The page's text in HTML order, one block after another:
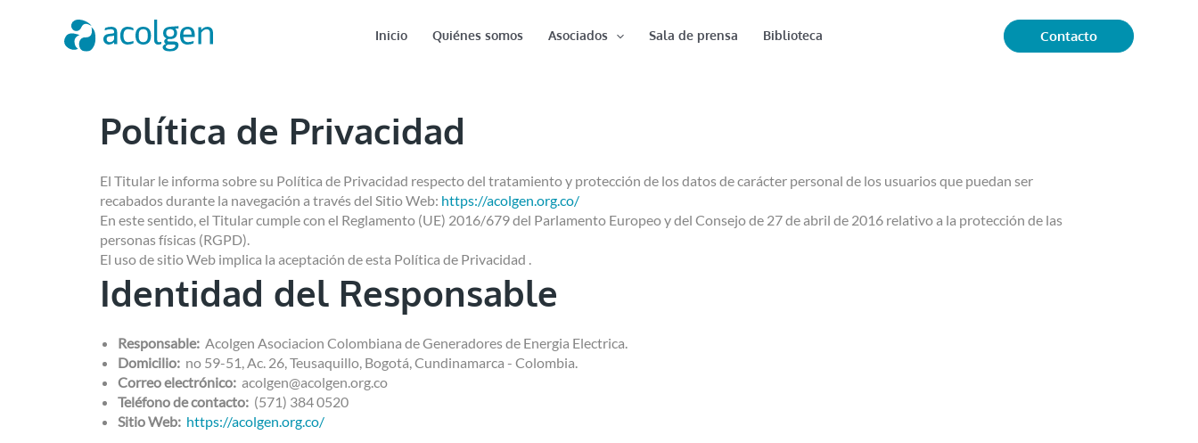
Inicio Quiénes somos Asociados Sala de prensa Biblioteca Contacto
Política de Privacidad
El Titular le informa sobre su Política de Privacidad respecto del tratamiento y protección de los datos de carácter personal de los usuarios que puedan ser
recabados durante la navegación a través del Sitio Web: https://acolgen.org.co/
En este sentido, el Titular cumple con el Reglamento (UE) 2016/679 del Parlamento Europeo y del Consejo de 27 de abril de 2016 relativo a la protección de las
personas físicas (RGPD).
El uso de sitio Web implica la aceptación de esta Política de Privacidad .
Identidad del Responsable
Responsable: Acolgen Asociacion Colombiana de Generadores de Energia Electrica.
Domicilio: no 59-51, Ac. 26, Teusaquillo, Bogotá, Cundinamarca - Colombia.
Correo electrónico: acolgen@acolgen.org.co
Teléfono de contacto: (571) 384 0520
Sitio Web: https://acolgen.org.co/